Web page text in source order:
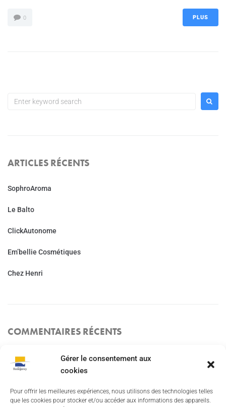
Gérer le consentement aux
cookies
Pour offrir les meilleures expériences, nous utilisons des technologies telles
que les cookies pour stocker et/ou accéder aux informations des appareils.
0 PLUS
ARTICLES RÉCENTS
SophroAroma
Le Balto
ClickAutonome
Em’bellie Cosmétiques
Chez Henri
COMMENTAIRES RÉCENTS
Besoin d'aide ?
Mentions Légales